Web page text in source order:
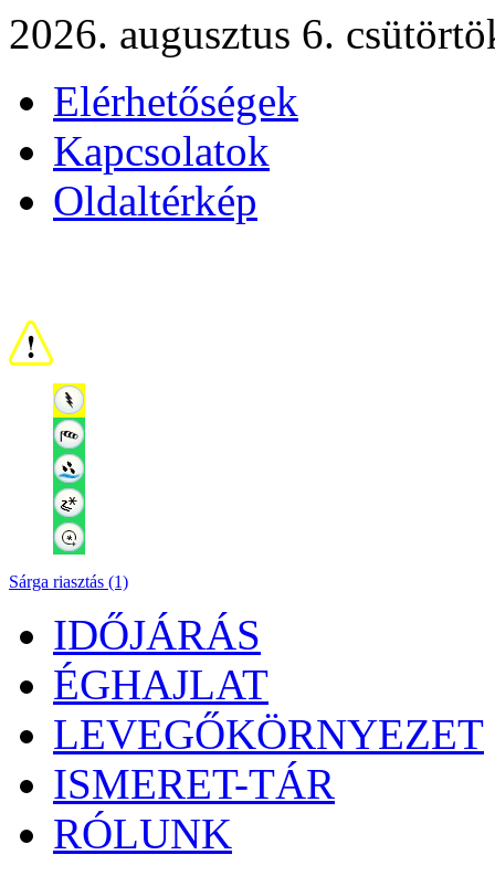
2026. augusztus 6.
Elérhetőségek
Kapcsolatok
Oldaltérkép
Sárga riasztás (1)
IDŐJÁRÁS
ÉGHAJLAT
LEVEGŐKÖRNYEZET
ISMERET-TÁR
RÓLUNK